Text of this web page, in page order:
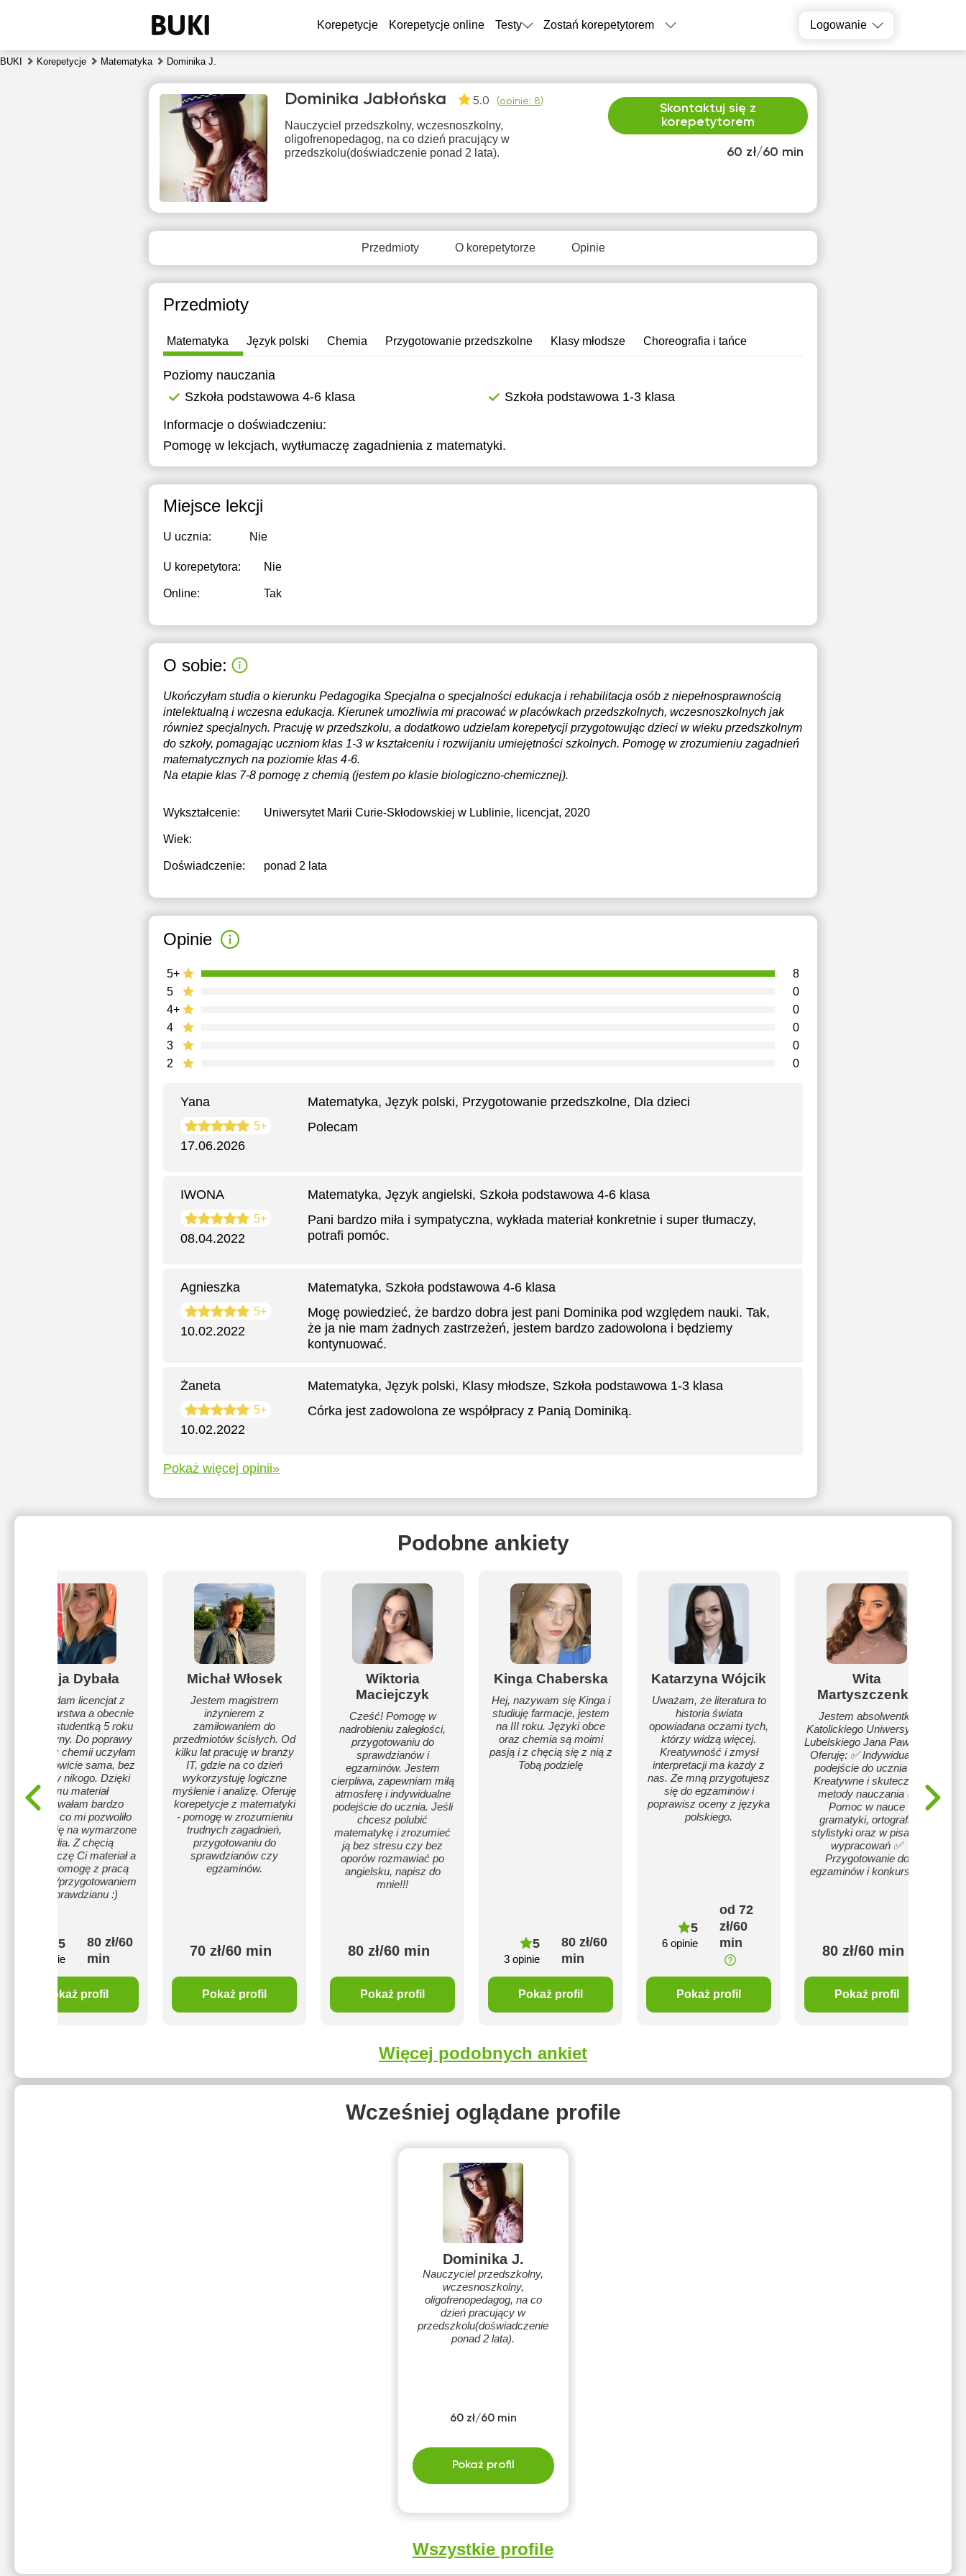
Korepetycje Korepetycje online Testy Zostań korepetytorem Logowanie
BUKI Korepetycje Matematyka Dominika J.
60 zł/60 min
Skontaktuj się z
korepetytorem
Dominika Jabłońska 5.0 (opinie: 8)
Nauczyciel przedszkolny, wczesnoszkolny,
oligofrenopedagog, na co dzień pracujący w
przedszkolu(doświadczenie ponad 2 lata).
Przedmioty O korepetytorze Opinie
Przedmioty
Matematyka Język polski Chemia Przygotowanie przedszkolne Klasy młodsze Choreografia i tańce
Poziomy nauczania
Szkoła podstawowa 4-6 klasa
Szkoła podstawowa 1-3 klasa
Informacje o doświadczeniu:
Pomogę w lekcjach, wytłumaczę zagadnienia z matematyki.
Miejsce lekcji
U ucznia: Nie
U korepetytora: Nie
Online: Tak
O sobie:
Ukończyłam studia o kierunku Pedagogika Specjalna o specjalności edukacja i rehabilitacja osób z niepełnosprawnością
intelektualną i wczesna edukacja. Kierunek umożliwia mi pracować w placówkach przedszkolnych, wczesnoszkolnych jak
również specjalnych. Pracuję w przedszkolu, a dodatkowo udzielam korepetycji przygotowując dzieci w wieku przedszkolnym
do szkoły, pomagając uczniom klas 1-3 w kształceniu i rozwijaniu umiejętności szkolnych. Pomogę w zrozumieniu zagadnień
matematycznych na poziomie klas 4-6.
Na etapie klas 7-8 pomogę z chemią (jestem po klasie biologiczno-chemicznej).
Wykształcenie: Uniwersytet Marii Curie-Skłodowskiej w Lublinie, licencjat, 2020
Wiek:
Doświadczenie: ponad 2 lata
Opinie
2 0
3 0
4 0
4+ 0
5 0
5+ 8
Yana
5+
17.06.2026
Matematyka, Język polski, Przygotowanie przedszkolne, Dla dzieci
Polecam
IWONA
5+
08.04.2022
Matematyka, Język angielski, Szkoła podstawowa 4-6 klasa
Pani bardzo miła i sympatyczna, wykłada materiał konkretnie i super tłumaczy,
potrafi pomóc.
Agnieszka
5+
10.02.2022
Matematyka, Szkoła podstawowa 4-6 klasa
Mogę powiedzieć, że bardzo dobra jest pani Dominika pod względem nauki. Tak,
że ja nie mam żadnych zastrzeżeń, jestem bardzo zadowolona i będziemy
kontynuować.
Żaneta
5+
10.02.2022
Matematyka, Język polski, Klasy młodsze, Szkoła podstawowa 1-3 klasa
Córka jest zadowolona ze współpracy z Panią Dominiką.
Pokaż więcej opinii»
Podobne ankiety
Alicja Dybała
Posiadam licencjat z
pielęgniarstwa a obecnie
jestem studentką 5 roku
medycyny. Do poprawy
matury z chemii uczyłam
się całkowicie sama, bez
pomocy nikogo. Dzięki
temu materiał
opanowałam bardzo
dobrze, co mi pozwoliło
dostać się na wymarzone
studia. Z chęcią
wytłumaczę Ci materiał a
także pomogę z pracą
domową/przygotowaniem
do sprawdzianu :)
5
4 opinie
80 zł/60
min
Pokaż profil
Michał Włosek
Jestem magistrem
inżynierem z
zamiłowaniem do
przedmiotów ścisłych. Od
kilku lat pracuję w branży
IT, gdzie na co dzień
wykorzystuję logiczne
myślenie i analizę. Oferuję
korepetycje z matematyki
- pomogę w zrozumieniu
trudnych zagadnień,
przygotowaniu do
sprawdzianów czy
egzaminów.
70 zł/60 min
Pokaż profil
Wiktoria
Maciejczyk
Cześć! Pomogę w
nadrobieniu zaległości,
przygotowaniu do
sprawdzianów i
egzaminów. Jestem
cierpliwa, zapewniam miłą
atmosferę i indywidualne
podejście do ucznia. Jeśli
chcesz polubić
matematykę i zrozumieć
ją bez stresu czy bez
oporów rozmawiać po
angielsku, napisz do
mnie!!!
80 zł/60 min
Pokaż profil
Kinga Chaberska
Hej, nazywam się Kinga i
studiuję farmacje, jestem
na III roku. Języki obce
oraz chemia są moimi
pasją i z chęcią się z nią z
Tobą podzielę
5
3 opinie
80 zł/60
min
Pokaż profil
Katarzyna Wójcik
Uważam, że literatura to
historia świata
opowiadana oczami tych,
którzy widzą więcej.
Kreatywność i zmysł
interpretacji ma każdy z
nas. Ze mną przygotujesz
się do egzaminów i
poprawisz oceny z języka
polskiego.
5
6 opinie
od 72
zł/60
min
Pokaż profil
Wita
Martyszczenko
Jestem absolwentką
Katolickiego Uniwersytetu
Lubelskiego Jana Pawła II.
Oferuję: ✅ Indywidualne
podejście do ucznia ✅
Kreatywne i skuteczne
metody nauczania ✅
Pomoc w nauce
gramatyki, ortografii,
stylistyki oraz w pisaniu
wypracowań ✅
Przygotowanie do
egzaminów i konkursów
80 zł/60 min
Pokaż profil
Więcej podobnych ankiet
Wcześniej oglądane profile
Dominika J.
Nauczyciel przedszkolny,
wczesnoszkolny,
oligofrenopedagog, na co
dzień pracujący w
przedszkolu(doświadczenie
ponad 2 lata).
60 zł/60 min
Pokaż profil
Wszystkie profile
pią
7
8
9
10
11
12
13
18:30
19:00
19:30
20:30
21:00
20:30
10:00
10:30
11:30
Brak
dostępnych
Brak
dostępnych
dostępnych
dostępnych